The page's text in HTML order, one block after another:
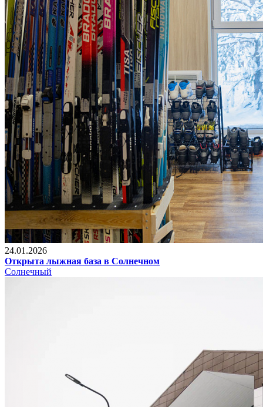
24.01.2026
Открыта лыжная база в Солнечном
Солнечный